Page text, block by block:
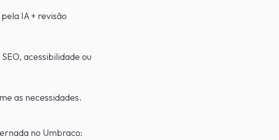
IA + revisão
acessibilidade ou
as necessidades.
no Umbraco: